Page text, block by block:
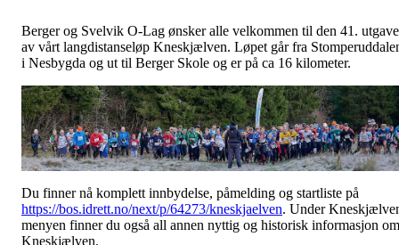
Berger og Svelvik O-Lag ønsker alle velkommen til den 41.
av vårt langdistanseløp Kneskjælven. Løpet går fra
i Nesbygda og ut til Berger Skole og er på ca 16 kilometer.
Du finner nå komplett innbydelse, påmelding og startliste på
https://bos.idrett.no/next/p/64273/kneskjaelven. Under
menyen finner du også all annen nyttig og historisk informasjon om
Kneskjælven.